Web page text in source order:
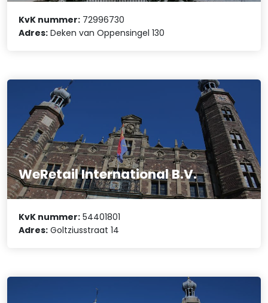
KvK nummer: 72996730
Adres: Deken van Oppensingel 130
WeRetail International B.V.
KvK nummer: 54401801
Adres: Goltziusstraat 14